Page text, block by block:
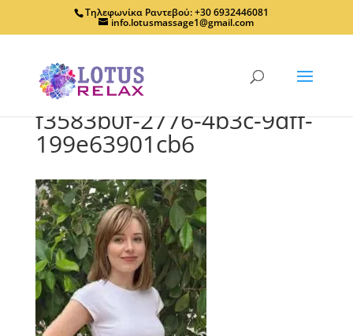
Τηλεφωνίκα Ραντεβού: +30 6932446081
info.lotusmassage1@gmail.com
f3583b0f-2776-4b3c-9dff-
199e63901cb6